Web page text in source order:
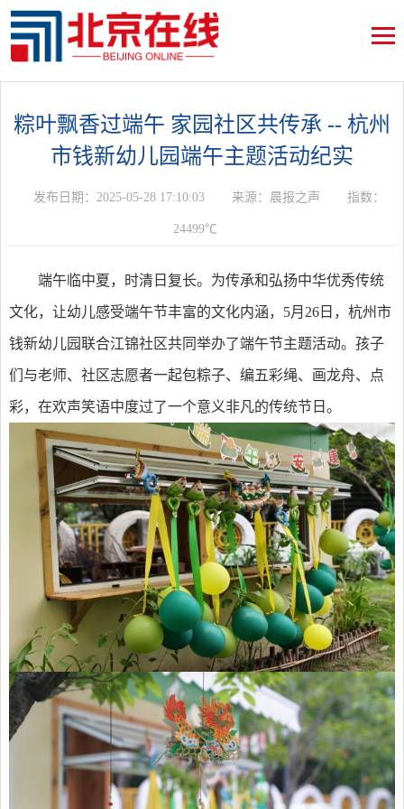
粽叶飘香过端午 家园社区共传承 -- 杭州
市钱新幼儿园端午主题活动纪实
发布日期：2025-05-28 17:10:03 来源：晨报之声 指数：
24499℃
端午临中夏，时清日复长。为传承和弘扬中华优秀传统
文化，让幼儿感受端午节丰富的文化内涵，5月26日，杭州市
钱新幼儿园联合江锦社区共同举办了端午节主题活动。孩子
们与老师、社区志愿者一起包粽子、编五彩绳、画龙舟、点
彩，在欢声笑语中度过了一个意义非凡的传统节日。